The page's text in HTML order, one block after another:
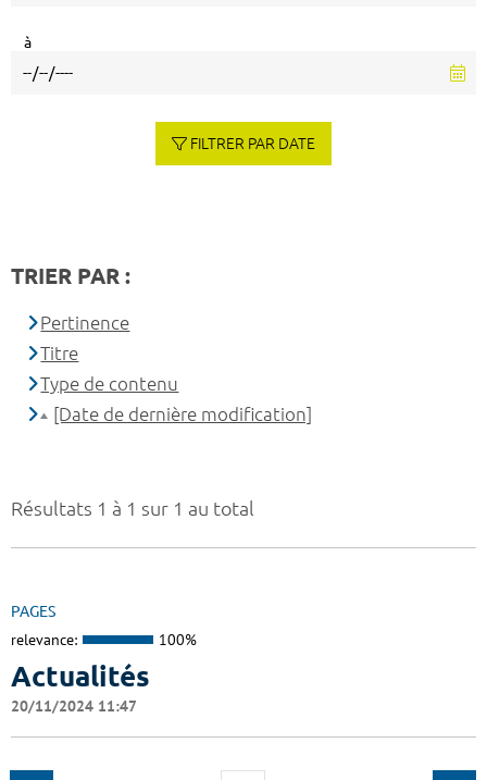
Résultats 1 à 1 sur 1 au total
PAGES
relevance: 100%
Actualités
20/11/2024 11:47
à
FILTRER PAR DATE
TRIER PAR :
Pertinence
Titre
Type de contenu
[Date de dernière modification]